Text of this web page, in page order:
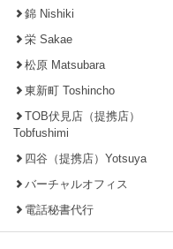
錦 Nishiki
栄 Sakae
松原 Matsubara
東新町 Toshincho
TOB伏見店（提携店）
Tobfushimi
四谷（提携店）Yotsuya
バーチャルオフィス
電話秘書代行